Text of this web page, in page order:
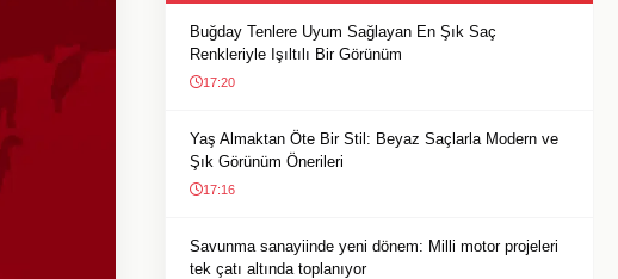
Buğday Tenlere Uyum Sağlayan En Şık Saç
Renkleriyle Işıltılı Bir Görünüm
17:20
Yaş Almaktan Öte Bir Stil: Beyaz Saçlarla Modern ve
Şık Görünüm Önerileri
17:16
Savunma sanayiinde yeni dönem: Milli motor projeleri
tek çatı altında toplanıyor